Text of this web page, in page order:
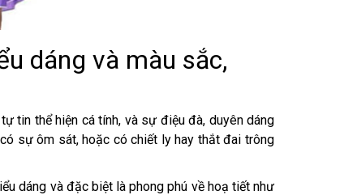
dáng và màu sắc,
tin thể hiện cá tính, và sự điệu đà, duyên dáng
sự ôm sát, hoặc có chiết ly hay thắt đai trông
dáng và đặc biệt là phong phú về hoạ tiết như